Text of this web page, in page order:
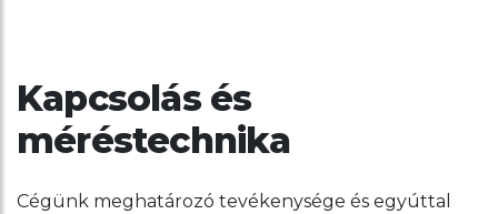
Kapcsolás és
méréstechnika
Cégünk meghatározó tevékenysége és egyúttal